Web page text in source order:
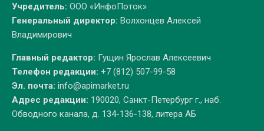
Учредитель: ООО «ИнфоПоток»
Генеральный директор: Волхонцев Алексей
Владимирович
Главный редактор: Гущин Ярослав Алексеевич
Телефон редакции: +7 (812) 507-99-58
Эл. почта: info@apimarket.ru
Адрес редакции: 190020, Санкт-Петербург г., наб.
Обводного канала, д. 134-136-138, литера АБ